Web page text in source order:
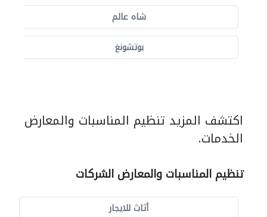
شاه عالم
بوتشونغ
اكتشف المزيد تنظيم المناسبات والمعارض
الخدمات.
تنظيم المناسبات والمعارض الشركات
أثاث للايجار